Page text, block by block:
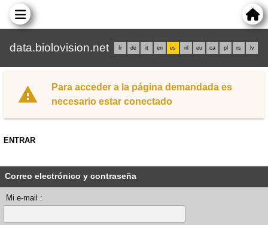
data.biolovision.net fr de it en es nl eu ca pl rs lv
Para acceder a la página demandada es
necesario estar conectado
ENTRAR
Correo electrónico y contraseña
Mi e-mail :